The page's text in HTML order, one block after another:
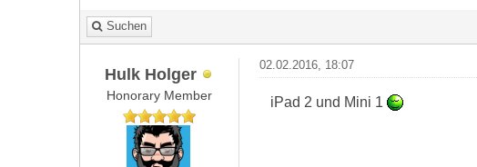
Suchen
Hulk Holger
Honorary Member
02.02.2016, 18:07
iPad 2 und Mini 1